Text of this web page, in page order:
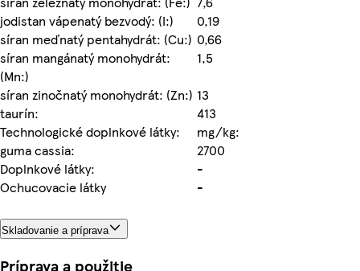
jodistan vápenatý bezvodý: (I:)
0,19
síran meďnatý pentahydrát: (Cu:) 0,66
síran mangánatý monohydrát:
(Mn:)
1,5
síran zinočnatý monohydrát: (Zn:) 13
taurín:
413
Technologické doplnkové látky:
mg/kg:
guma cassia:
2700
Doplnkové látky:
-
Ochucovacie látky
-
Skladovanie a príprava
Príprava a použitie